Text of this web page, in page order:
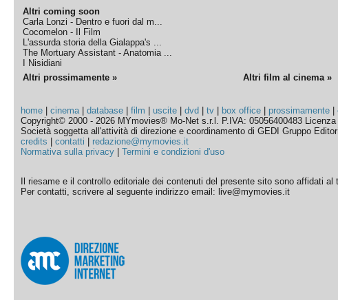
Altri coming soon
Carla Lonzi - Dentro e fuori dal m...
Cocomelon - Il Film
L'assurda storia della Gialappa's ...
The Mortuary Assistant - Anatomia ...
I Nisidiani
Altri prossimamente » Altri film al cinema »
home |cinema|database |film |uscite |dvd |tv box office prossimamente |
Copyright© 2000 - 2026 MYmovies® Mo-Net s.r.l. P.IVA: 05056400483
Società soggetta all'attività di direzione e coordinamento di GEDI Gruppo
credits |contatti
redazione@mymovies.it
Normativa sulla privacy |Termini e condizioni d'uso
Il riesame e il controllo editoriale dei contenuti del presente sito sono affidati
Per contatti, scrivere al seguente indirizzo email: live@mymovies.it